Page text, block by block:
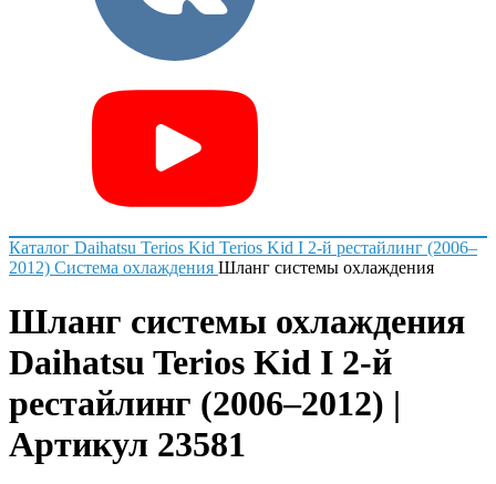
Каталог Daihatsu Terios Kid Terios Kid I 2-й рестайлинг (2006–
2012) Система охлаждения Шланг системы охлаждения
Шланг системы охлаждения
Daihatsu Terios Kid I 2-й
рестайлинг (2006–2012) |
Артикул 23581